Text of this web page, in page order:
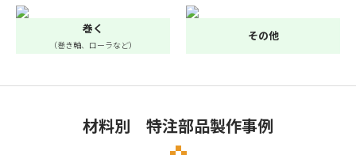
巻く
（巻き軸、ローラなど）
その他
材料別 特注部品製作事例